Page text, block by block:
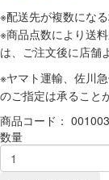
※配送先が複数にな
※商品点数により送
は、ご注文後に店舗
※ヤマト運輸、佐川
のご指定は承ること
商品コード：
数量